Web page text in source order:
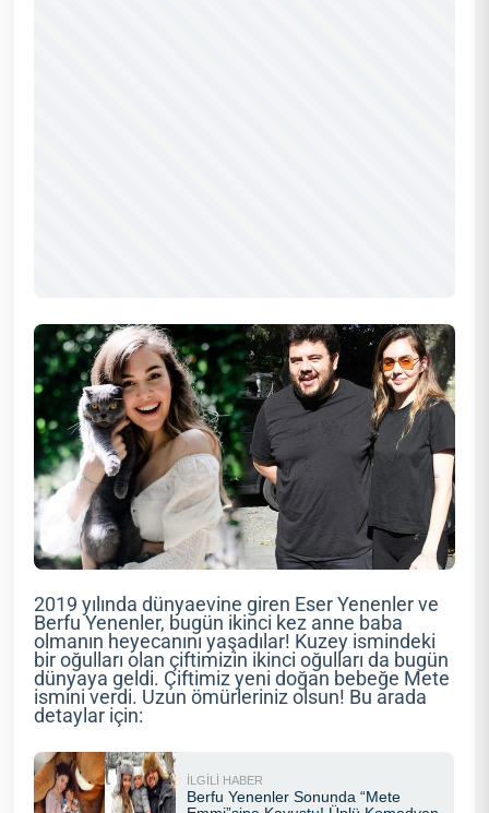
2019 yılında dünyaevine giren Eser Yenenler ve
Berfu Yenenler, bugün ikinci kez anne baba
olmanın heyecanını yaşadılar! Kuzey ismindeki
bir oğulları olan çiftimizin ikinci oğulları da bugün
dünyaya geldi. Çiftimiz yeni doğan bebeğe Mete
ismini verdi. Uzun ömürleriniz olsun! Bu arada
detaylar için: